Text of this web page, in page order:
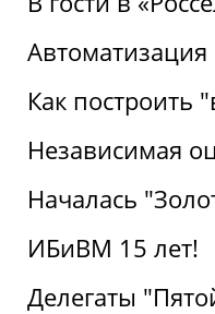
Как построить
Независимая
Началась
ИБиВМ 15 лет!
Делегаты